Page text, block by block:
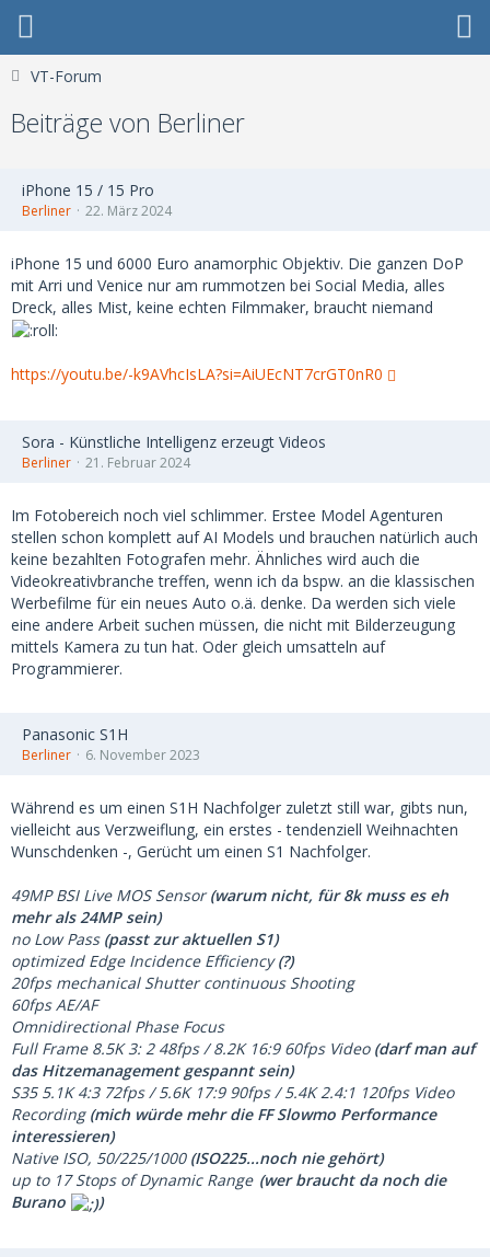
VT-Forum
Beiträge von Berliner
iPhone 15 / 15 Pro
Berliner 22. März 2024
iPhone 15 und 6000 Euro anamorphic Objektiv. Die ganzen DoP
mit Arri und Venice nur am rummotzen bei Social Media, alles
Dreck, alles Mist, keine echten Filmmaker, braucht niemand
https://youtu.be/-k9AVhcIsLA?si=AiUEcNT7crGT0nR0
Sora - Künstliche Intelligenz erzeugt Videos
Berliner 21. Februar 2024
Im Fotobereich noch viel schlimmer. Erstee Model Agenturen
stellen schon komplett auf AI Models und brauchen natürlich auch
keine bezahlten Fotografen mehr. Ähnliches wird auch die
Videokreativbranche treffen, wenn ich da bspw. an die klassischen
Werbefilme für ein neues Auto o.ä. denke. Da werden sich viele
eine andere Arbeit suchen müssen, die nicht mit Bilderzeugung
mittels Kamera zu tun hat. Oder gleich umsatteln auf
Programmierer.
Panasonic S1H
Berliner 6. November 2023
Während es um einen S1H Nachfolger zuletzt still war, gibts nun,
vielleicht aus Verzweiflung, ein erstes - tendenziell Weihnachten
Wunschdenken -, Gerücht um einen S1 Nachfolger.
49MP BSI Live MOS Sensor(warum nicht, für 8k muss es eh
mehr als 24MP sein)
no Low Pass (passt zur aktuellen S1)
optimized Edge Incidence Efficiency(?)
20fps mechanical Shutter continuous Shooting
60fps AE/AF
Omnidirectional Phase Focus
Full Frame 8.5K 3: 2 48fps / 8.2K 16:9 60fps Video (darf man auf
das Hitzemanagement gespannt sein)
S35 5.1K 4:3 72fps / 5.6K 17:9 90fps / 5.4K 2.4:1 120fps Video
Recording (mich würde mehr die FF Slowmo Performance
interessieren)
Native ISO, 50/225/1000 (ISO225...noch nie gehört)
up to 17 Stops of Dynamic Range (wer braucht da noch die
Burano
)